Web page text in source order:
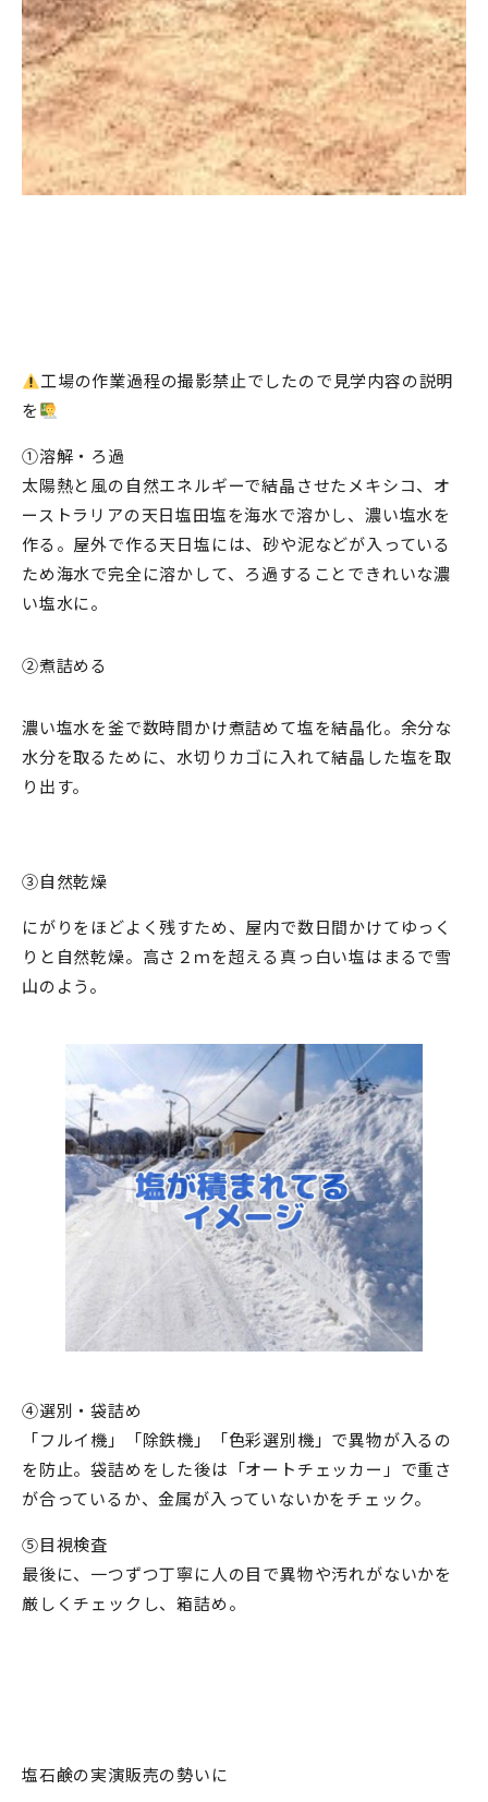
工場の作業過程の撮影禁止でしたので見学内容の説明
を
①溶解・ろ過
太陽熱と風の自然エネルギーで結晶させたメキシコ、オ
ーストラリアの天日塩田塩を海水で溶かし、濃い塩水を
作る。屋外で作る天日塩には、砂や泥などが入っている
ため海水で完全に溶かして、ろ過することできれいな濃
い塩水に。
②煮詰める
濃い塩水を釜で数時間かけ煮詰めて塩を結晶化。余分な
水分を取るために、水切りカゴに入れて結晶した塩を取
り出す。
③自然乾燥
にがりをほどよく残すため、屋内で数日間かけてゆっく
りと自然乾燥。高さ２ｍを超える真っ白い塩はまるで雪
山のよう。
④選別・袋詰め
「フルイ機」「除鉄機」「色彩選別機」で異物が入るの
を防止。袋詰めをした後は「オートチェッカー」で重さ
が合っているか、金属が入っていないかをチェック。
⑤目視検査
最後に、一つずつ丁寧に人の目で異物や汚れがないかを
厳しくチェックし、箱詰め。
塩石鹸の実演販売の勢いに